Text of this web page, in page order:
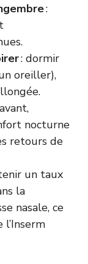
:
: dormir
oreiller),
nocturne
retours de
un taux
la
nasale, ce